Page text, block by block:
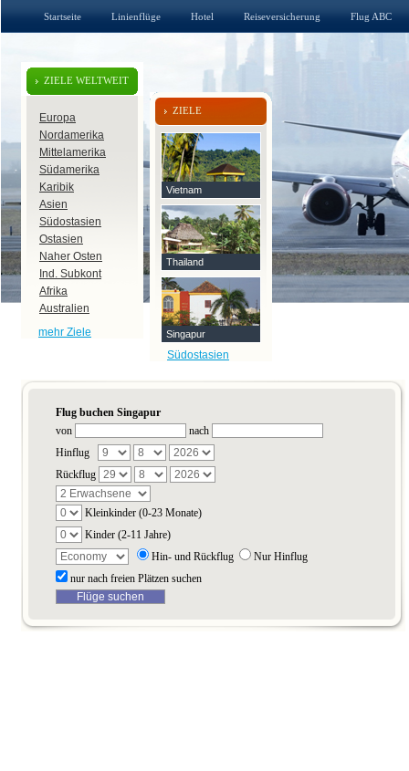
Startseite Linienflüge Hotel Reiseversicherung Flug ABC
ZIELE WELTWEIT
Europa
Nordamerika
Mittelamerika
Südamerika
Karibik
Asien
Südostasien
Ostasien
Naher Osten
Ind. Subkont
Afrika
Australien
mehr Ziele
ZIELE
Vietnam
Thailand
Singapur
Südostasien
Flug buchen Singapur
von
nach
Hinflug
Rückflug
Kleinkinder (0-23 Monate)
Kinder (2-11 Jahre)
Hin- und Rückflug
Nur Hinflug
nur nach freien Plätzen suchen